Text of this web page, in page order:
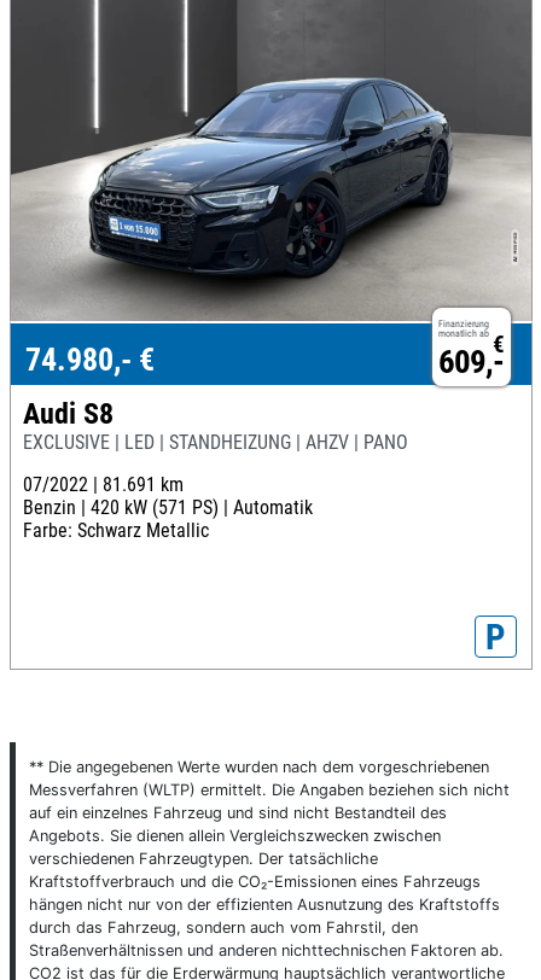
Finanzierung
monatlich ab €
609,-
74.980,- €
Audi S8
EXCLUSIVE | LED | STANDHEIZUNG | AHZV | PANO
07/2022 | 81.691 km
Benzin | 420 kW (571 PS) | Automatik
Farbe: Schwarz Metallic
P
** Die angegebenen Werte wurden nach dem vorgeschriebenen
Messverfahren (WLTP) ermittelt. Die Angaben beziehen sich nicht
auf ein einzelnes Fahrzeug und sind nicht Bestandteil des
Angebots. Sie dienen allein Vergleichszwecken zwischen
verschiedenen Fahrzeugtypen. Der tatsächliche
Kraftstoffverbrauch und die CO₂-Emissionen eines Fahrzeugs
hängen nicht nur von der effizienten Ausnutzung des Kraftstoffs
durch das Fahrzeug, sondern auch vom Fahrstil, den
Straßenverhältnissen und anderen nichttechnischen Faktoren ab.
CO2 ist das für die Erderwärmung hauptsächlich verantwortliche